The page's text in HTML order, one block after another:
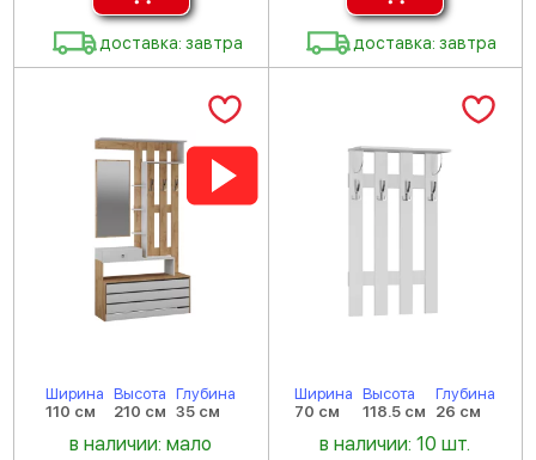
доставка: завтра доставка: завтра
Ширина
110 см
Высота
210 см
Глубина
35 см
в наличии: мало
Ширина
70 см
Высота
118.5 см
Глубина
26 см
в наличии: 10 шт.